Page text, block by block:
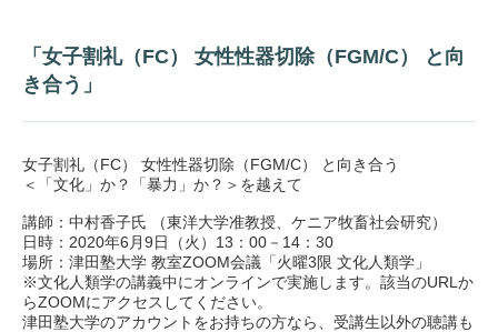
「女子割礼（FC） 女性性器切除（FGM/C） と向
き合う」
女子割礼（FC） 女性性器切除（FGM/C） と向き合う
＜「文化」か？「暴力」か？＞を越えて
講師：中村香子氏 （東洋大学准教授、ケニア牧畜社会研究）
日時：2020年6月9日（火）13：00－14：30
場所：津田塾大学 教室ZOOM会議「火曜3限 文化人類学」
※文化人類学の講義中にオンラインで実施します。該当のURLか
らZOOMにアクセスしてください。
津田塾大学のアカウントをお持ちの方なら、受講生以外の聴講も